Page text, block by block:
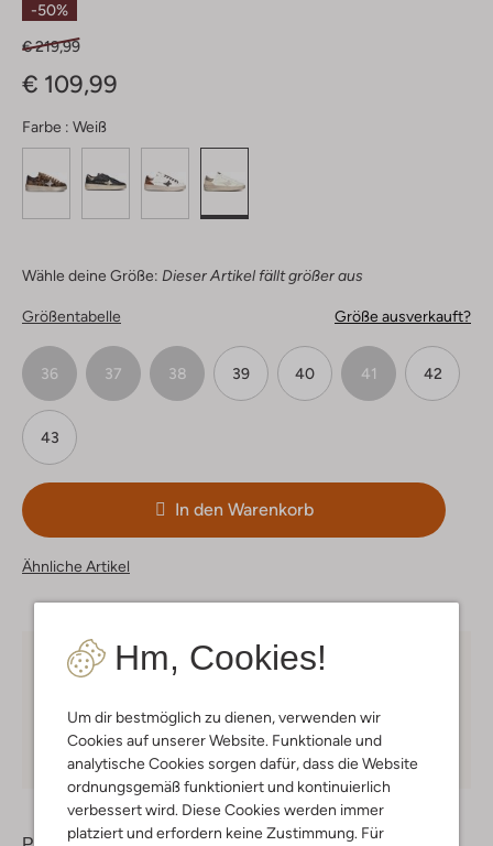
Hm, Cookies!
Um dir bestmöglich zu dienen, verwenden wir
Cookies auf unserer Website. Funktionale und
analytische Cookies sorgen dafür, dass die Website
ordnungsgemäß funktioniert und kontinuierlich
verbessert wird. Diese Cookies werden immer
platziert und erfordern keine Zustimmung. Für
-50%
€ 219,99
€ 109,99
Farbe : Weiß
Wähle deine Größe: Dieser Artikel fällt größer aus
Größentabelle Größe ausverkauft?
36 37 38 39 40 41 42
43
In den Warenkorb
Ähnliche Artikel
Kostenloser Versandab € 75 für Club-Omoda
Kauf auf Rechnung 30 TagenRückgaberecht